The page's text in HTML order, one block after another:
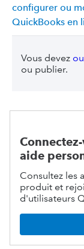
configurer ou
QuickBooks en
Vous devez
ou publier.
aide
Consultez les
produit et
d'utilisateurs